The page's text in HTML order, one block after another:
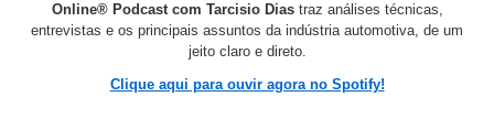
Online® Podcast com Tarcisio Diastraz análises técnicas,
entrevistas e os principais assuntos da indústria automotiva, de um
jeito claro e direto.
Clique aqui para ouvir agora no Spotify!